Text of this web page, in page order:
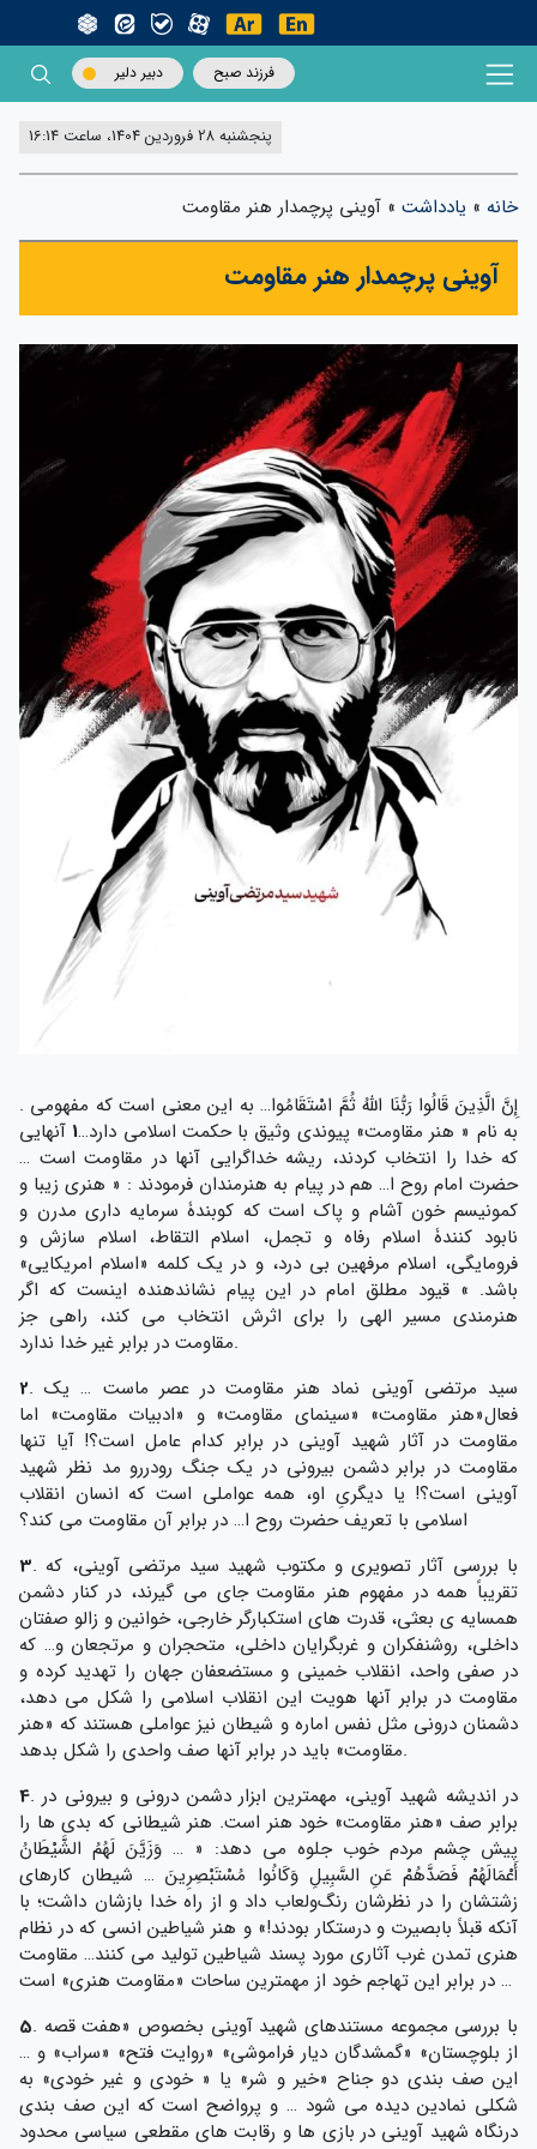
فرزند صبح دبیر دلیر
پنجشنبه 28 فروردین 1404، ساعت 16:14
خانه » یادداشت » آوینی پرچمدار هنر مقاومت
آوینی پرچمدار هنر مقاومت
. إِنَّ الَّذِينَ قَالُوا رَبُّنَا اللَّهُ ثُمَّ اسْتَقَامُوا… به این معنی است که مفهومی
به نام « هنر مقاومت» پیوندی وثیق با حکمت اسلامی دارد…1 آنهایی
که خدا را انتخاب کردند، ریشه خداگرایی آنها در مقاومت است …
حضرت امام روح ا… هم در پیام به هنرمندان فرمودند : « هنری زیبا و
پاک است که کوبندۀ سرمایه داری مدرن و‏‎ ‎‏کمونیسم خون آشام و
نابود کنندۀ اسلام رفاه و تجمل، اسلام التقاط، اسلام سازش و‏‎
باشد.‏ » قیود مطلق امام در این پیام نشاندهنده اینست که اگر
هنرمندی مسیر الهی را برای اثرش انتخاب می کند، راهی جز
مقاومت در برابر غیر خدا ندارد.
2. سید مرتضی آوینی نماد هنر مقاومت در عصر ماست … یک
فعال«هنر مقاومت» «سینمای مقاومت» و «ادبیات مقاومت» اما
مقاومت در آثار شهید آوینی در برابر کدام عامل است؟! آیا تنها
مقاومت در برابر دشمن بیرونی در یک جنگ رودررو مد نظر شهید
آوینی است؟! یا دیگریِ او، همه عواملی است که انسان انقلاب
اسلامی با تعریف حضرت روح ا… در برابر آن مقاومت می کند؟
3. با بررسی آثار تصویری و مکتوب شهید سید مرتضی آوینی، که
تقریباً همه در مفهوم هنر مقاومت جای می گیرند، در کنار دشمن
همسایه ی بعثی، قدرت های استکبارگر خارجی، خوانین و زالو صفتان
داخلی، روشنفکران و غربگرایان داخلی، متحجران و مرتجعان و… که
در صفی واحد، انقلاب خمینی و مستضعفان جهان را تهدید کرده و
مقاومت در برابر آنها هویت این انقلاب اسلامی را شکل می دهد،
دشمنان درونی مثل نفس اماره و شیطان نیز عواملی هستند که «هنر
مقاومت» باید در برابر آنها صف واحدی را شکل بدهد.
4. در اندیشه شهید آوینی، مهمترین ابزار دشمن درونی و بیرونی در
برابر صف «هنر مقاومت» خود هنر است. هنر شیطانی که بدی ها را
پیش چشم مردم خوب جلوه می دهد: « … وَزَيَّنَ لَهُمُ الشَّيْطَانُ
أَعْمَالَهُمْ فَصَدَّهُمْ عَنِ السَّبِيلِ وَكَانُوا مُسْتَبْصِرِينَ … شیطان کارهای
زشتشان را در نظرشان رنگ‌ولعاب داد و از راه خدا بازشان داشت؛ با
آنکه قبلاً بابصیرت و درستکار بودند!» و هنر شیاطین انسی که در نظام
هنری تمدن غرب آثاری مورد پسند شیاطین تولید می کنند… مقاومت
در برابر این تهاجم خود از مهمترین ساحات «مقاومت هنری» است …
5. با بررسی مجموعه مستندهای شهید آوینی بخصوص «هفت قصه
از بلوچستان» «گمشدگان دیار فراموشی» «روایت فتح» «سراب» و …
این صف بندی دو جناح «خیر و شر» یا « خودی و غیر خودی» به
شکلی نمادین دیده می شود … و پرواضح است که این صف بندی
درنگاه شهید آوینی در بازی ها و رقابت های مقطعی سیاسی محدود